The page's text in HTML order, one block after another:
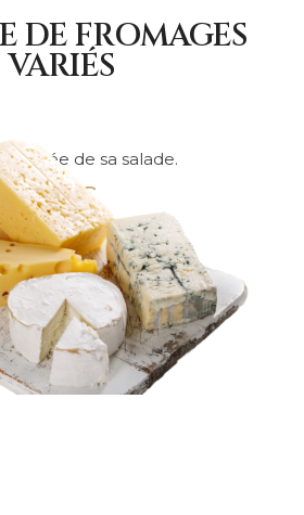
DE FROMAGES
VARIÉS
de sa salade.
9.00€